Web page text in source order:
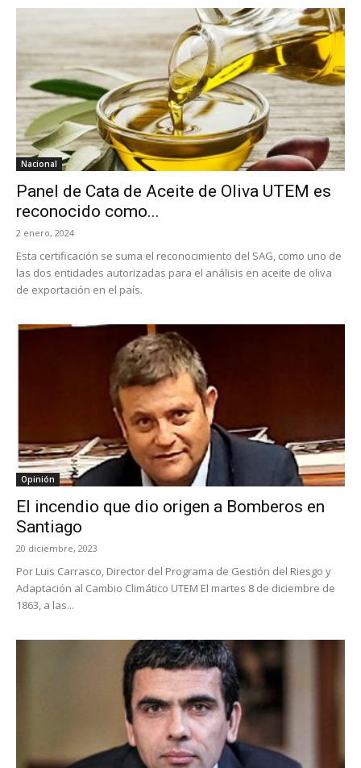
Nacional
Panel de Cata de Aceite de Oliva UTEM es
reconocido como...
2 enero, 2024
Esta certificación se suma el reconocimiento del SAG, como uno de
las dos entidades autorizadas para el análisis en aceite de oliva
de exportación en el país.
Opinión
El incendio que dio origen a Bomberos en
Santiago
20 diciembre, 2023
Por Luis Carrasco, Director del Programa de Gestión del Riesgo y
Adaptación al Cambio Climático UTEM El martes 8 de diciembre de
1863, a las...